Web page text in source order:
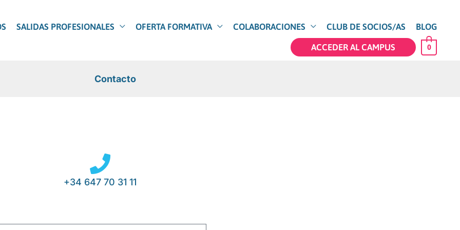
SALIDAS PROFESIONALES OFERTA FORMATIVA COLABORACIONES CLUB DE SOCIOS/AS BLOG
ACCEDER AL CAMPUS 0
Contacto
+34 647 70 31 11